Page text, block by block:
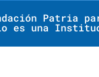
Patria
es una